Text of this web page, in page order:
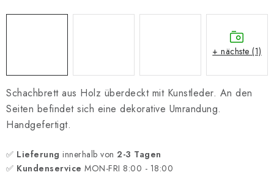
Schachbrett aus Holz überdeckt mit Kunstleder. An den
Seiten befindet sich eine dekorative Umrandung.
Handgefertigt.
✅ Lieferung innerhalb von 2-3 Tagen
✅ Kundenservice MON-FRI 8:00 - 18:00
+ nächste (1)